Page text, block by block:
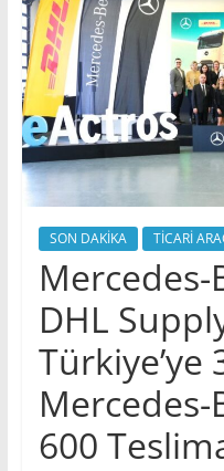
SON DAKİKA TİCARİ
Mercedes-
DHL
Türkiye’ye
Mercedes-
600